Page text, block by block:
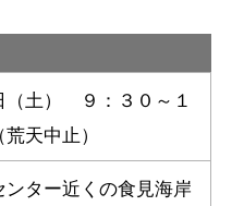
（土） ９：３０～１
天中止）
ンター近くの食見海岸